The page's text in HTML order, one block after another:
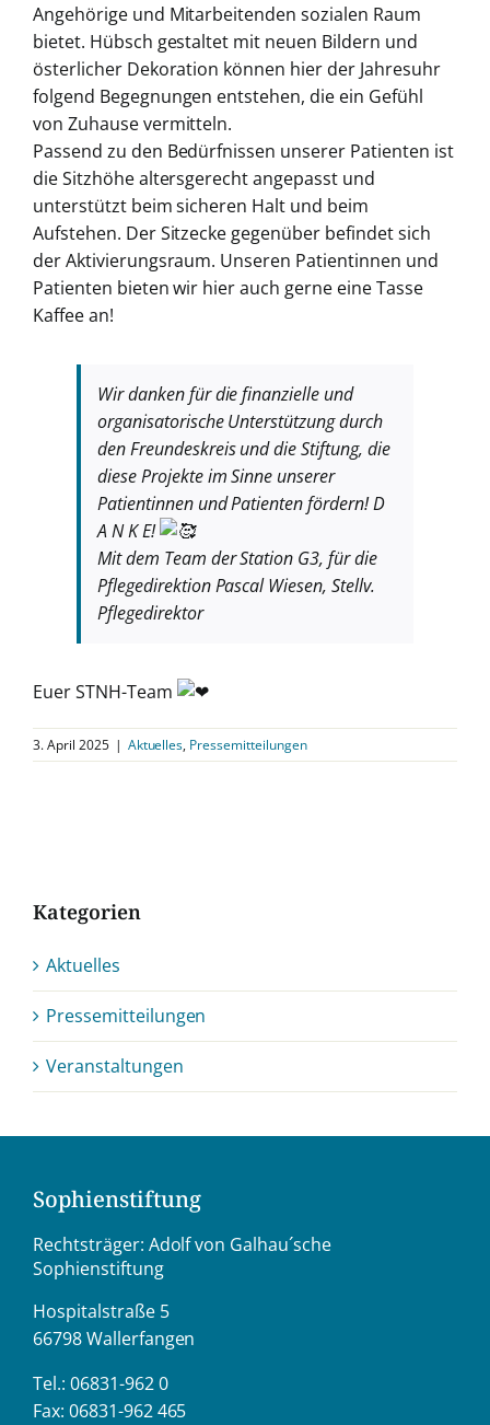
Angehörige und Mitarbeitenden sozialen Raum
bietet. Hübsch gestaltet mit neuen Bildern und
österlicher Dekoration können hier der Jahresuhr
folgend Begegnungen entstehen, die ein Gefühl
von Zuhause vermitteln.
Passend zu den Bedürfnissen unserer Patienten ist
die Sitzhöhe altersgerecht angepasst und
unterstützt beim sicheren Halt und beim
Aufstehen. Der Sitzecke gegenüber befindet sich
der Aktivierungsraum. Unseren Patientinnen und
Patienten bieten wir hier auch gerne eine Tasse
Kaffee an!
Wir danken für die finanzielle und
organisatorische Unterstützung durch
den Freundeskreis und die Stiftung, die
diese Projekte im Sinne unserer
Patientinnen und Patienten fördern! D
A N K E!
Mit dem Team der Station G3, für die
Pflegedirektion Pascal Wiesen, Stellv.
Pflegedirektor
Euer STNH-Team
3. April 2025 | Aktuelles, Pressemitteilungen
Kategorien
Aktuelles
Pressemitteilungen
Veranstaltungen
Sophienstiftung
Rechtsträger: Adolf von Galhau´sche
Sophienstiftung
Hospitalstraße 5
66798 Wallerfangen
Tel.: 06831-962 0
Fax: 06831-962 465